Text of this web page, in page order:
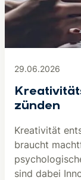
29.06.2026
zünden
Kreativität
braucht
sind dabei